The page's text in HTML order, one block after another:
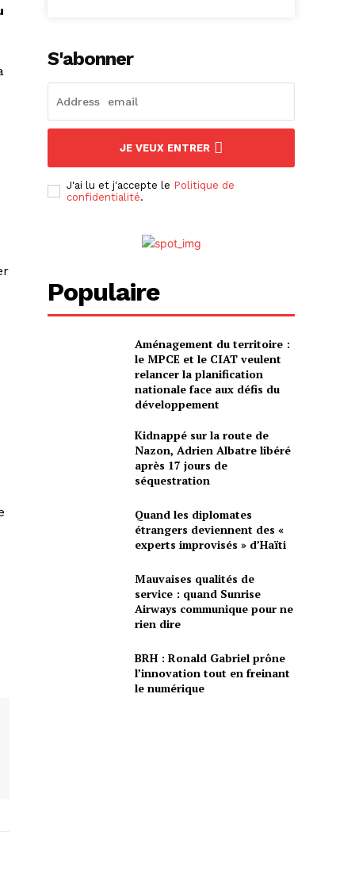
S'abonner
JE VEUX ENTRER
J'ai lu et j'accepte le Politique de
confidentialité.
Populaire
Aménagement du territoire :
le MPCE et le CIAT veulent
relancer la planification
nationale face aux défis du
développement
Kidnappé sur la route de
Nazon, Adrien Albatre libéré
après 17 jours de
séquestration
Quand les diplomates
étrangers deviennent des «
experts improvisés » d’Haïti
Mauvaises qualités de
service : quand Sunrise
Airways communique pour ne
rien dire
BRH : Ronald Gabriel prône
l’innovation tout en freinant
le numérique